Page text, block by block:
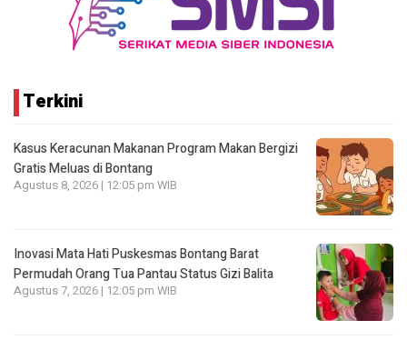
Terkini
Kasus Keracunan Makanan Program Makan Bergizi
Gratis Meluas di Bontang
Agustus 8, 2026 | 12:05 pm WIB
Inovasi Mata Hati Puskesmas Bontang Barat
Permudah Orang Tua Pantau Status Gizi Balita
Agustus 7, 2026 | 12:05 pm WIB